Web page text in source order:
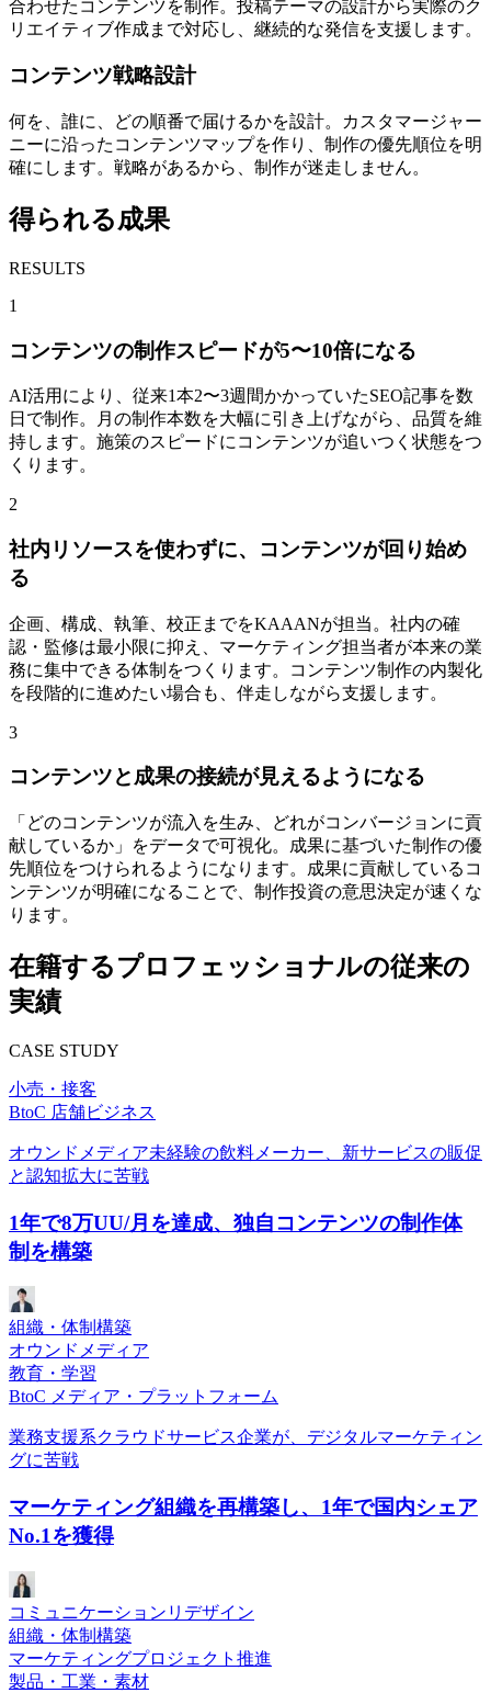
合わせたコンテンツを制作。投稿テーマの設計から実際のク
リエイティブ作成まで対応し、継続的な発信を支援します。
コンテンツ戦略設計
何を、誰に、どの順番で届けるかを設計。カスタマージャー
ニーに沿ったコンテンツマップを作り、制作の優先順位を明
確にします。戦略があるから、制作が迷走しません。
得られる成果
RESULTS
1
コンテンツの制作スピードが5〜10倍になる
AI活用により、従来1本2〜3週間かかっていたSEO記事を数
日で制作。月の制作本数を大幅に引き上げながら、品質を維
持します。施策のスピードにコンテンツが追いつく状態をつ
くります。
2
社内リソースを使わずに、コンテンツが回り始め
る
企画、構成、執筆、校正までをKAAANが担当。社内の確
認・監修は最小限に抑え、マーケティング担当者が本来の業
務に集中できる体制をつくります。コンテンツ制作の内製化
を段階的に進めたい場合も、伴走しながら支援します。
3
コンテンツと成果の接続が見えるようになる
「どのコンテンツが流入を生み、どれがコンバージョンに貢
献しているか」をデータで可視化。成果に基づいた制作の優
先順位をつけられるようになります。成果に貢献しているコ
ンテンツが明確になることで、制作投資の意思決定が速くな
ります。
在籍するプロフェッショナルの従来の
実績
CASE STUDY
小売・接客
BtoC 店舗ビジネス
オウンドメディア未経験の飲料メーカー、新サービスの販促
と認知拡大に苦戦
1年で8万UU/月を達成、独自コンテンツの制作体
制を構築
組織・体制構築
オウンドメディア
教育・学習
BtoC メディア・プラットフォーム
業務支援系クラウドサービス企業が、デジタルマーケティン
グに苦戦
マーケティング組織を再構築し、1年で国内シェア
No.1を獲得
コミュニケーションリデザイン
組織・体制構築
マーケティングプロジェクト推進
製品・工業・素材